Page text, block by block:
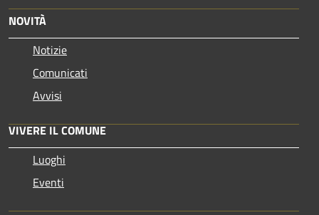
NOVITÀ
Notizie
Comunicati
Avvisi
VIVERE IL COMUNE
Luoghi
Eventi